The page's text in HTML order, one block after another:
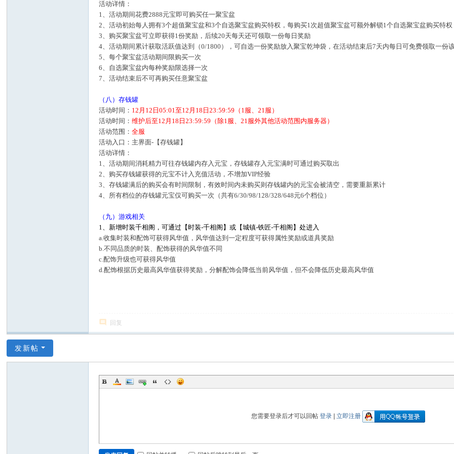
活动详情：
1、活动期间花费2888元宝即可购买任一聚宝盆
2、活动初始每人拥有3个超值聚宝盆和3个自选聚宝盆购买特权，每购买1次超值聚宝盆可额外解锁1个自选聚宝盆购买特权
3、购买聚宝盆可立即获得1份奖励，后续20天每天还可领取一份每日奖励
4、活动期间累计获取活跃值达到（0/1800），可自选一份奖励放入聚宝乾坤袋，在活动结束后7天内每日可免费领取一份
5、每个聚宝盆活动期间限购买一次
6、自选聚宝盆内每种奖励限选择一次
7、活动结束后不可再购买任意聚宝盆
（八）存钱罐
活动时间： 12月12日05:01至12月18日23:59:59（1服、21服）
活动时间：维护后至12月18日23:59:59（除1服、21服外其他活动范围内服务器）
活动范围：全服
活动入口：主界面-【存钱罐】
活动详情：
1、活动期间消耗精力可往存钱罐内存入元宝，存钱罐存入元宝满时可通过购买取出
2、购买存钱罐获得的元宝不计入充值活动，不增加VIP经验
3、存钱罐满后的购买会有时间限制，有效时间内未购买则存钱罐内的元宝会被清空，需要重新累计
4、所有档位的存钱罐元宝仅可购买一次（共有6/30/98/128/328/648元6个档位）
（九）游戏相关
1、新增时装千相阁，可通过【时装-千相阁】或【城镇-铁匠-千相阁】处进入
a.收集时装和配饰可获得风华值，风华值达到一定程度可获得属性奖励或道具奖励
b.不同品质的时装、配饰获得的风华值不同
c.配饰升级也可获得风华值
d.配饰根据历史最高风华值获得奖励，分解配饰会降低当前风华值，但不会降低历史最高风华值
回复
发新帖
您需要登录后才可以回帖 登录| 立即注册